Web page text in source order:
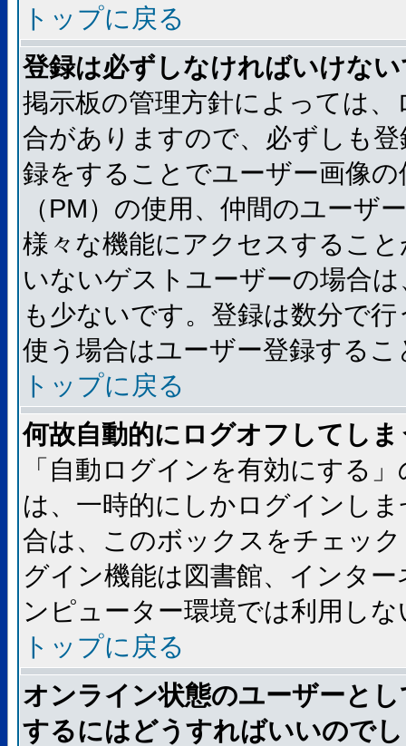
トップに戻る
登録は必ずしなければいけな
掲示板の管理方針によっては
合がありますので、必ずしも
録をすることでユーザー画像
（PM）の使用、仲間のユーザ
様々な機能にアクセスするこ
いないゲストユーザーの場合
も少ないです。登録は数分で
使う場合はユーザー登録する
トップに戻る
何故自動的にログオフしてし
「自動ログインを有効にする
は、一時的にしかログインし
合は、このボックスをチェッ
グイン機能は図書館、インタ
ンピューター環境では利用し
トップに戻る
オンライン状態のユーザーと
するにはどうすればいいので